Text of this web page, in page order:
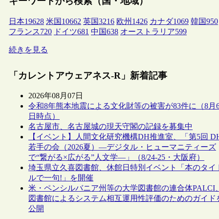
日本19628 米国 10662 英国3216 欧州 1426 カナダ1069 韓国950
フランス720 ドイツ681 中国638 オーストラリア599
続きを見る
「カレントアウェアネス-R」新着記事
2026年08月07日
令和8年熊本地震による文化財等の被害が83件に（8月
日時点）
名古屋市、名古屋城の現天守閣の記録を募集中
【イベント】人間文化研究機構DH推進室、「第5回
若手の会（2026夏）―デジタル・ヒューマニティーズ
で“繋がる×広がる”人文学―」（8/24-25・大阪府）
埼玉県立久喜図書館、休館日特別イベント「本のタイ
ルで一句!」を開催
米・ペンシルバニア州等の大学図書館の連合体PALCI、
図書館によるシステム相互運用性評価のためのガイド
公開